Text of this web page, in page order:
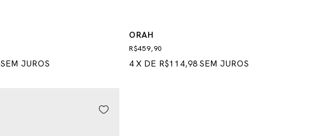
SEM JUROS
ORAH
R$459,90
4 XDE R$114,98 SEM JUROS